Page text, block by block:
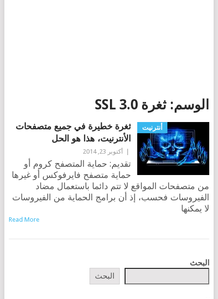
الوسم: ثغرة SSL 3.0
أنترنيت
ثغرة خطيرة في جميع متصفحات
الأنترنيت، هذا هو الحل
أكتوبر 23, 2014
تقديم: حماية المتصفح كروم أو
حماية متصفح فايرفوكس أو غيرها
من متصفحات المواقع لا تتم دائما باستعمال مضاد
الفيروسات فحسب، إذ أن برامج الحماية من الفيروسات
لا يمكنها
Read More
POSTS
البحث
البحث